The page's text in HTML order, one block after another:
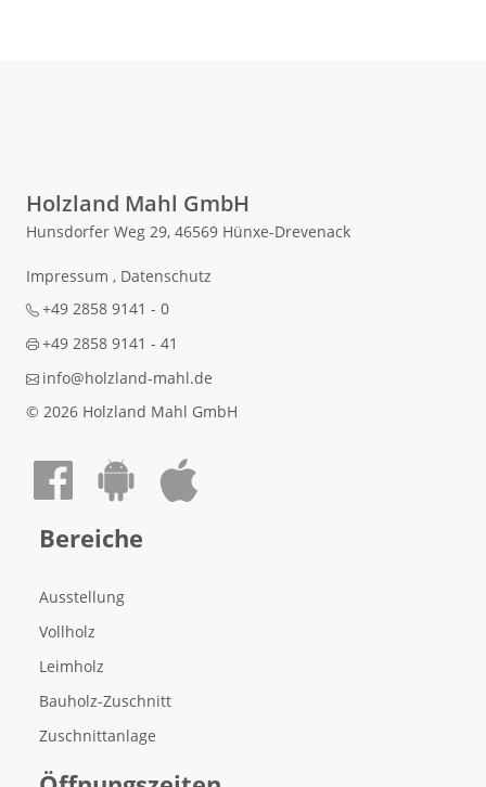
Holzland Mahl GmbH
Hunsdorfer Weg 29, 46569 Hünxe-Drevenack
Impressum , Datenschutz
+49 2858 9141 - 0
+49 2858 9141 - 41
info@holzland-mahl.de
© 2026 Holzland Mahl GmbH
Auf Facebook teilen
Android App laden
Bereiche
Ausstellung
Vollholz
Leimholz
Bauholz-Zuschnitt
Zuschnittanlage